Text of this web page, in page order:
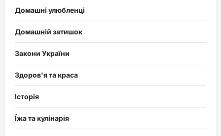
Домашні улюбленці
Домашній затишок
Закони України
Здоров'я та краса
Історія
Їжа та кулінарія